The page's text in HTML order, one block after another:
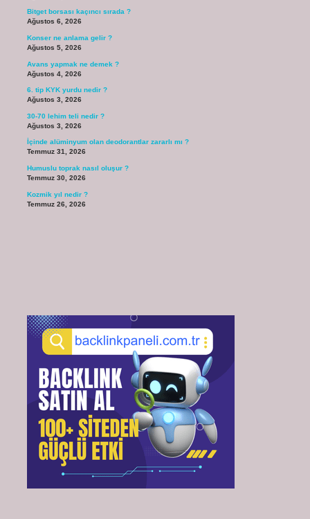
Bitget borsası kaçıncı sırada ?
Ağustos 6, 2026
Konser ne anlama gelir ?
Ağustos 5, 2026
Avans yapmak ne demek ?
Ağustos 4, 2026
6. tip KYK yurdu nedir ?
Ağustos 3, 2026
30-70 lehim teli nedir ?
Ağustos 3, 2026
İçinde alüminyum olan deodorantlar zararlı mı ?
Temmuz 31, 2026
Humuslu toprak nasıl oluşur ?
Temmuz 30, 2026
Kozmik yıl nedir ?
Temmuz 26, 2026